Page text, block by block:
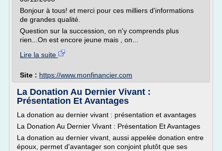
Bonjour à tous! et merci pour ces milliers d'informations
de grandes qualité.
Question sur la succession, on n'y comprends plus
rien...On est encore jeune mais , on...
Lire la suite
Site : https://www.monfinancier.com
La Donation Au Dernier Vivant :
Présentation Et Avantages
La donation au dernier vivant : présentation et avantages
La Donation Au Dernier Vivant : Présentation Et Avantages
La donation au dernier vivant, aussi appelée donation entre
époux, permet d'avantager son conjoint plutôt que ses